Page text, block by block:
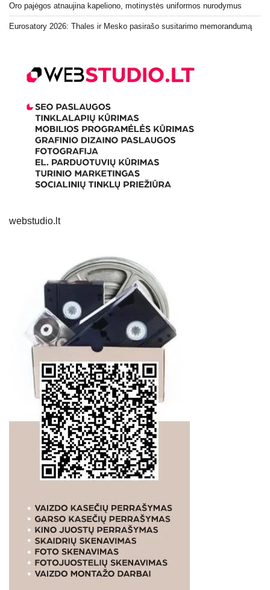
Oro pajėgos atnaujina kapeliono, motinystės uniformos nurodymus
Eurosatory 2026: Thales ir Mesko pasirašo susitarimo memorandumą
webstudio.lt